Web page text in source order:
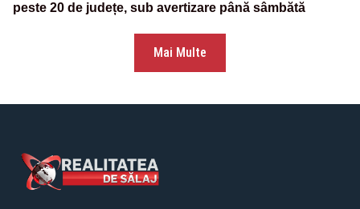
peste 20 de județe, sub avertizare până sâmbătă
Mai Multe